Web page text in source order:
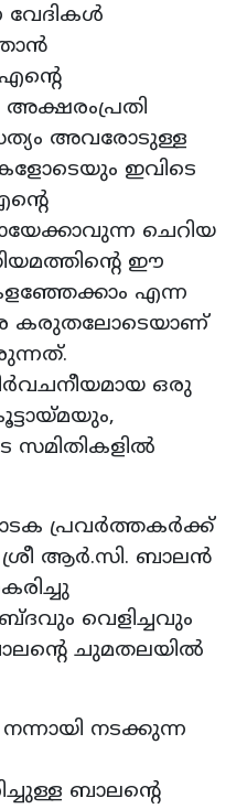
വേദികൾ
അവരോടുള്ള
ഇവിടെ
ചെറിയ
ഈ
എന്ന
കരുതലോടെയാണ്
ഒരു
സമിതികളിൽ
പ്രവർത്തകർക്ക്
ആർ.സി. ബാലൻ
വെളിച്ചവും
ചുമതലയിൽ
നടക്കുന്ന
ബാലന്റെ